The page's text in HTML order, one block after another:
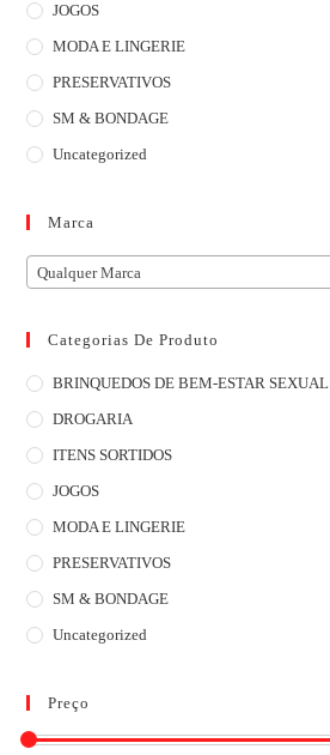
JOGOS
MODA E LINGERIE
PRESERVATIVOS
SM & BONDAGE
Uncategorized
Marca
Qualquer Marca
Categorias De Produto
BRINQUEDOS DE BEM-ESTAR SEXUAL
DROGARIA
ITENS SORTIDOS
JOGOS
MODA E LINGERIE
PRESERVATIVOS
SM & BONDAGE
Uncategorized
Preço